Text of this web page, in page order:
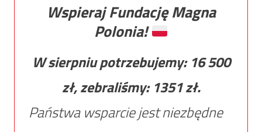
Wspieraj Fundację Magna
Polonia!
W sierpniu potrzebujemy: 16 500
zł, zebraliśmy: 1351zł.
Państwa wsparcie jest niezbędne